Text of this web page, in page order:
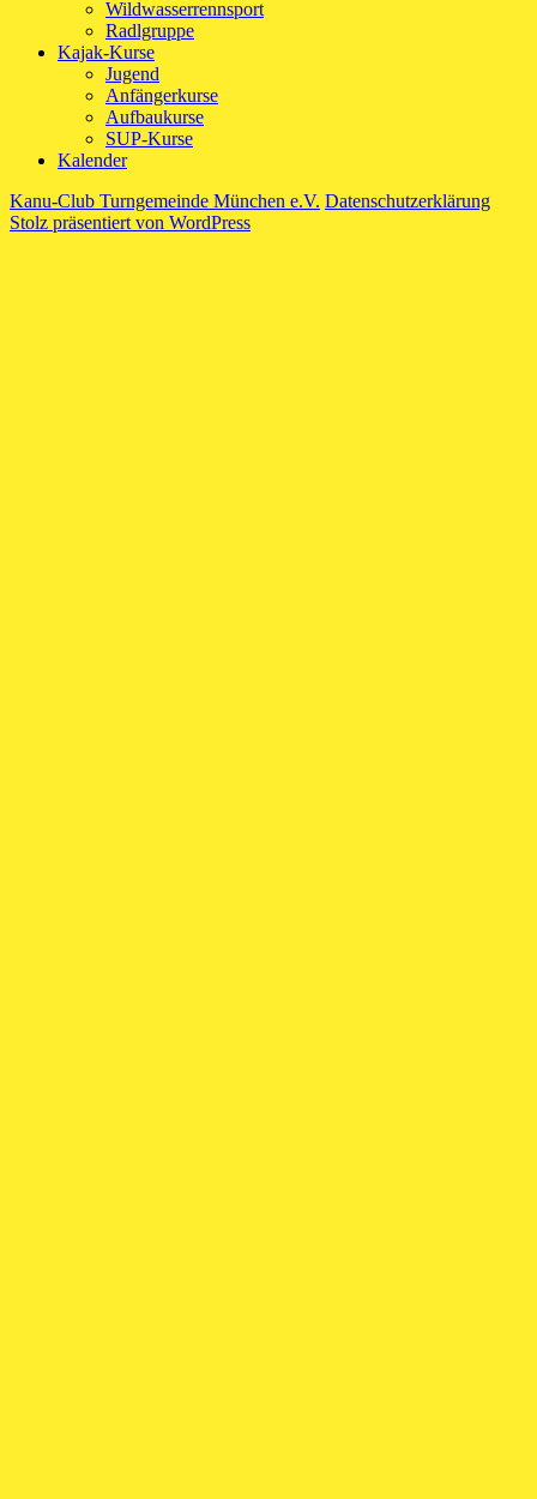
Wildwasserrennsport
Radlgruppe
Kajak-Kurse
Jugend
Anfängerkurse
Aufbaukurse
SUP-Kurse
Kalender
Kanu-Club Turngemeinde München e.V. Datenschutzerklärung
Stolz präsentiert von WordPress